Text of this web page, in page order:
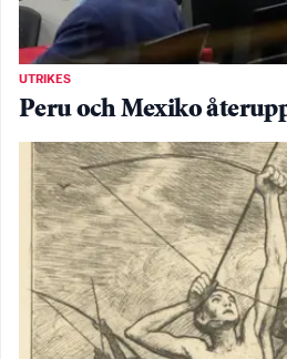
UTRIKES
Peru och Mexiko